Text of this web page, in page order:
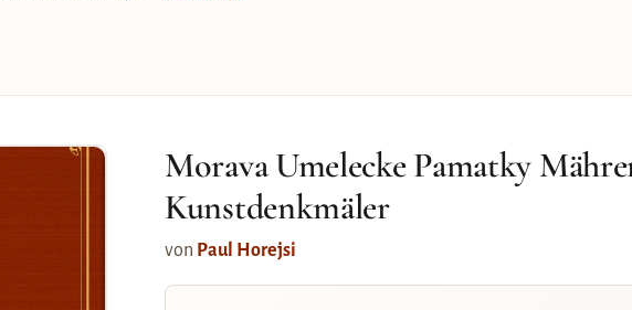
Morava Umelecke Pamatky
Kunstdenkmäler
von Paul Horejsi